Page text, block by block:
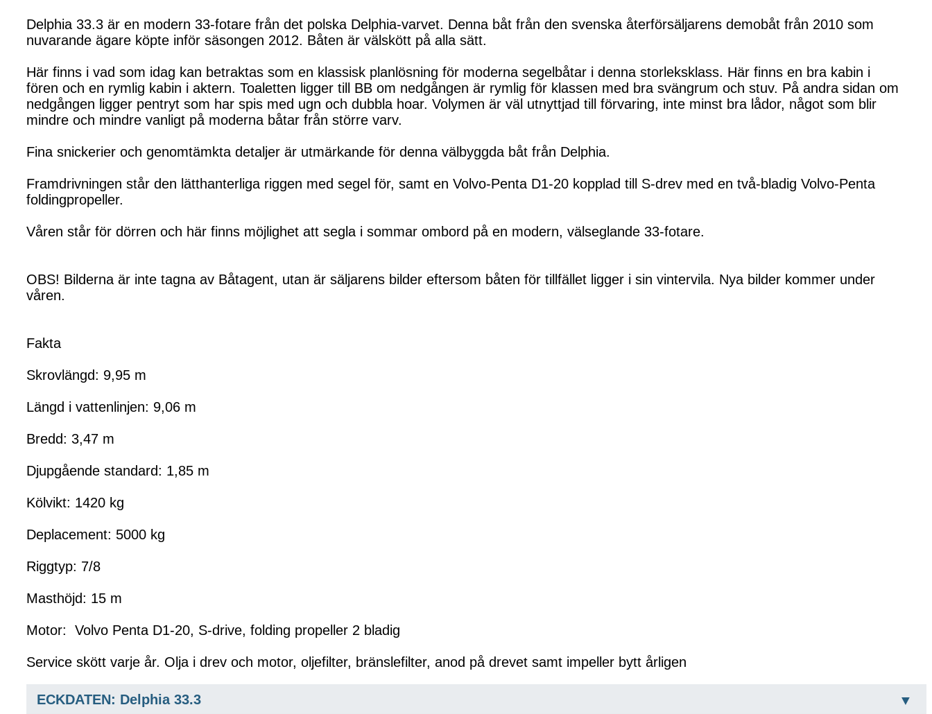
Delphia 33.3 är en modern 33-fotare från det polska Delphia-varvet. Denna båt från den svenska återförsäljarens demobåt från 2010 som
nuvarande ägare köpte inför säsongen 2012. Båten är välskött på alla sätt.
Här finns i vad som idag kan betraktas som en klassisk planlösning för moderna segelbåtar i denna storleksklass. Här finns en bra kabin i
fören och en rymlig kabin i aktern. Toaletten ligger till BB om nedgången är rymlig för klassen med bra svängrum och stuv. På andra sidan om
nedgången ligger pentryt som har spis med ugn och dubbla hoar. Volymen är väl utnyttjad till förvaring, inte minst bra lådor, något som blir
mindre och mindre vanligt på moderna båtar från större varv.
Fina snickerier och genomtämkta detaljer är utmärkande för denna välbyggda båt från Delphia.
Framdrivningen står den lätthanterliga riggen med segel för, samt en Volvo-Penta D1-20 kopplad till S-drev med en två-bladig Volvo-Penta
foldingpropeller.
Våren står för dörren och här finns möjlighet att segla i sommar ombord på en modern, välseglande 33-fotare.
OBS! Bilderna är inte tagna av Båtagent, utan är säljarens bilder eftersom båten för tillfället ligger i sin vintervila. Nya bilder kommer under
våren.
Fakta
Skrovlängd: 9,95 m
Längd i vattenlinjen: 9,06 m
Bredd: 3,47 m
Djupgående standard: 1,85 m
Kölvikt: 1420 kg
Deplacement: 5000 kg
Riggtyp: 7/8
Masthöjd: 15 m
Motor: Volvo Penta D1-20, S-drive, folding propeller 2 bladig
Service skött varje år. Olja i drev och motor, oljefilter, bränslefilter, anod på drevet samt impeller bytt årligen
ECKDATEN: Delphia 33.3